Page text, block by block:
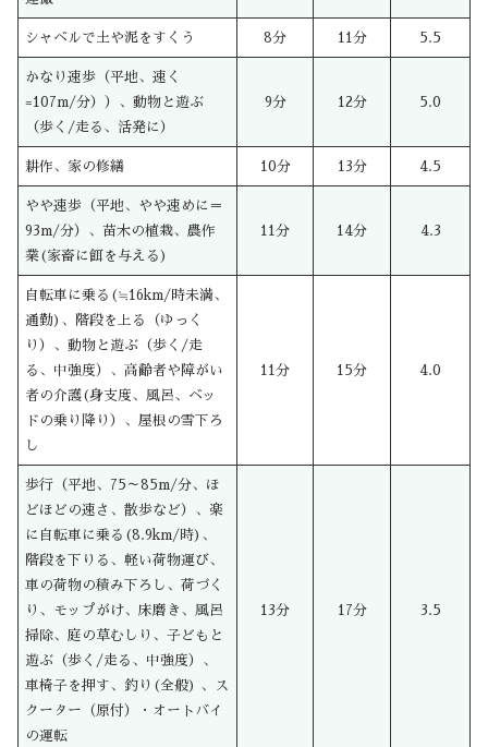
シャベルで土や泥をすくう 8分 11分 5.5
かなり速歩（平地、速く
=107m/分））、動物と遊ぶ
（歩く/走る、活発に）
9分 12分 5.0
耕作、家の修繕 10分 13分 4.5
やや速歩（平地、やや速めに＝
93m/分）、苗木の植栽、農作
業(家畜に餌を与える)
11分 14分 4.3
自転車に乗る(≒16km/時未満、
通勤)、階段を上る（ゆっく
り）、動物と遊ぶ（歩く/走
る、中強度）、高齢者や障がい
者の介護(身支度、風呂、ベッ
ドの乗り降り）、屋根の雪下ろ
し
11分 15分 4.0
歩行（平地、75～85m/分、ほ
どほどの速さ、散歩など）、楽
に自転車に乗る(8.9km/時)、
階段を下りる、軽い荷物運び、
車の荷物の積み下ろし、荷づく
り、モップがけ、床磨き、風呂
掃除、庭の草むしり、子どもと
遊ぶ（歩く/走る、中強度）、
車椅子を押す、釣り(全般) 、ス
クーター（原付）・オートバイ
の運転
13分 17分 3.5